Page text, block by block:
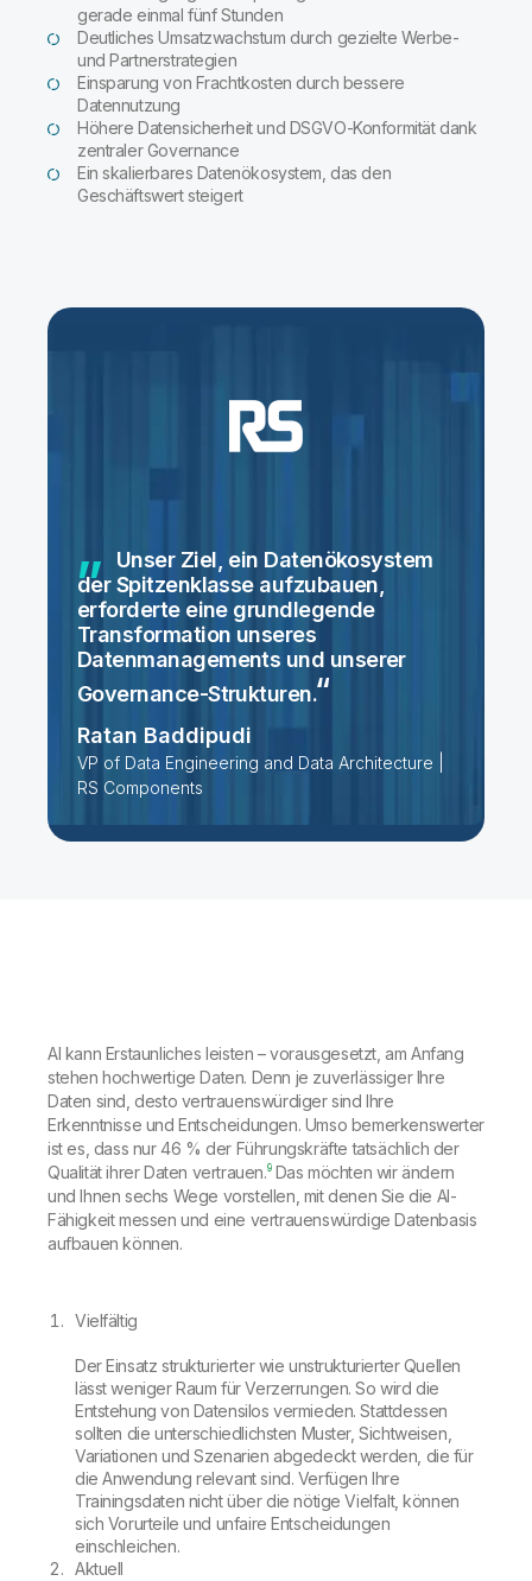
gerade einmal fünf Stunden
Deutliches Umsatzwachstum durch gezielte Werbe-
und Partnerstrategien
Einsparung von Frachtkosten durch bessere
Datennutzung
Höhere Datensicherheit und DSGVO-Konformität dank
zentraler Governance
Ein skalierbares Datenökosystem, das den
Geschäftswert steigert
Unser Ziel, ein Datenökosystem
der Spitzenklasse aufzubauen,
erforderte eine grundlegende
Transformation unseres
Datenmanagements und unserer
Governance-Strukturen.
Ratan Baddipudi
VP of Data Engineering and Data Architecture |
RS Components
AI kann Erstaunliches leisten – vorausgesetzt, am Anfang
stehen hochwertige Daten. Denn je zuverlässiger Ihre
Daten sind, desto vertrauenswürdiger sind Ihre
Erkenntnisse und Entscheidungen. Umso bemerkenswerter
ist es, dass nur 46 % der Führungskräfte tatsächlich der
Qualität ihrer Daten vertrauen.9Das möchten wir ändern
und Ihnen sechs Wege vorstellen, mit denen Sie die AI-
Fähigkeit messen und eine vertrauenswürdige Datenbasis
aufbauen können.
Vielfältig
Der Einsatz strukturierter wie unstrukturierter Quellen
lässt weniger Raum für Verzerrungen. So wird die
Entstehung von Datensilos vermieden. Stattdessen
sollten die unterschiedlichsten Muster, Sichtweisen,
Variationen und Szenarien abgedeckt werden, die für
die Anwendung relevant sind. Verfügen Ihre
Trainingsdaten nicht über die nötige Vielfalt, können
sich Vorurteile und unfaire Entscheidungen
einschleichen.
Aktuell